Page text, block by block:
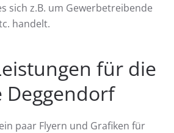
sich z.B. um Gewerbetreibende
handelt.
für die
Deggendorf
paar Flyern und Grafiken für